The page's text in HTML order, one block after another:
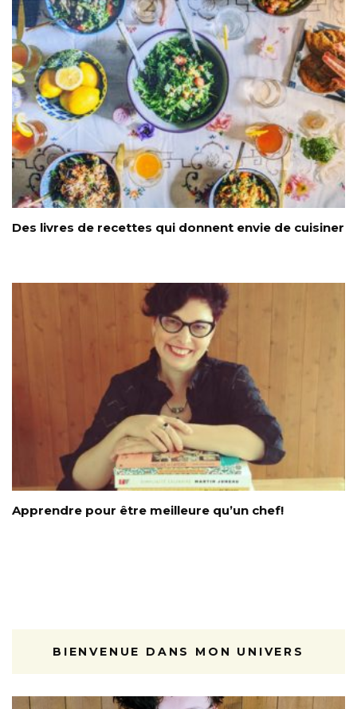
Des livres de recettes qui donnent envie de cuisiner
Apprendre pour être meilleure qu’un chef!
BIENVENUE DANS MON UNIVERS